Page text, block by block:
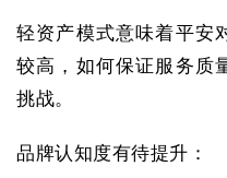
轻资产模式意味着平安
较高，如何保证服务质
挑战。
品牌认知度有待提升：